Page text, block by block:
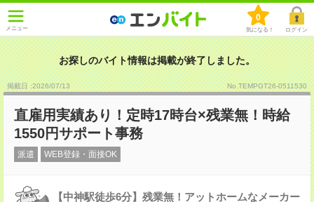
メニュー
0
気になる！ ログイン
お探しのバイト情報は掲載が終了しました。
掲載日 :2026/07/13 No.TEMPGT26-0511530
直雇用実績あり！定時17時台×残業無！時給
1550円サポート事務
派遣 WEB登録・面接OK
【中神駅徒歩6分】残業無！アットホームなメーカー